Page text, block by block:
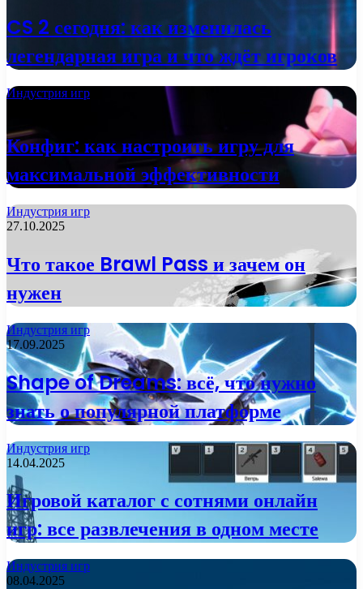
CS 2 сегодня: как изменилась
легендарная игра и что ждёт игроков
Индустрия игр
Конфиг: как настроить игру для
максимальной эффективности
Индустрия игр
27.10.2025
Что такое Brawl Pass и зачем он
нужен
Индустрия игр
17.09.2025
Shape of Dreams: всё, что нужно
знать о популярной платформе
Индустрия игр
14.04.2025
Игровой каталог с сотнями онлайн
игр: все развлечения в одном месте
Индустрия игр
08.04.2025